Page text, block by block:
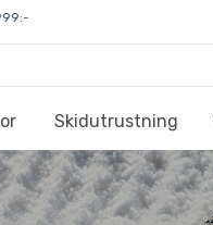
Skidutrustning